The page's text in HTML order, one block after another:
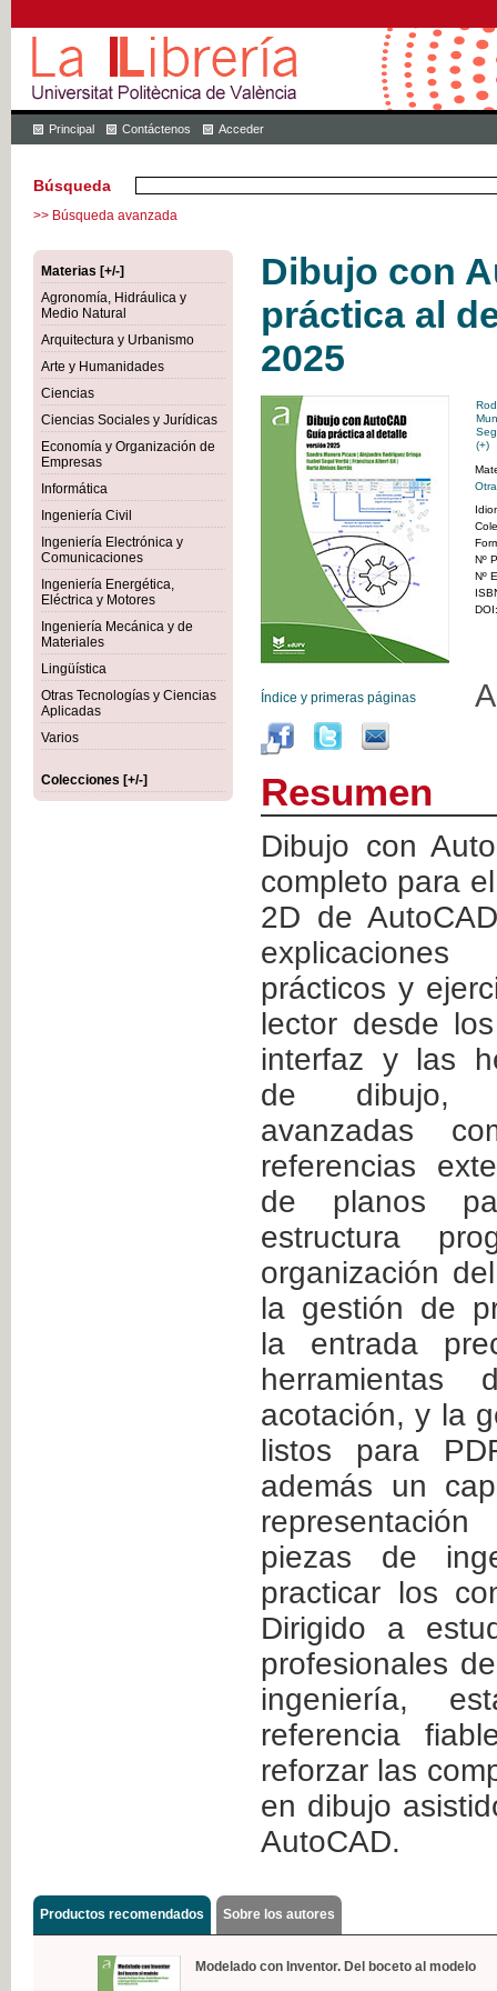
Principal Contáctenos Acceder
Búsqueda
>> Búsqueda avanzada
Materias [+/-]
Agronomía, Hidráulica y
Medio Natural
Arquitectura y Urbanismo
Arte y Humanidades
Ciencias
Ciencias Sociales y Jurídicas
Economía y Organización de
Empresas
Informática
Ingeniería Civil
Ingeniería Electrónica y
Comunicaciones
Ingeniería Energética,
Eléctrica y Motores
Ingeniería Mecánica y de
Materiales
Lingüística
Otras Tecnologías y Ciencias
Aplicadas
Varios
Colecciones [+/-]
Dibujo con
práctica al
2025
Índice y primeras páginas
(+)
Nº
Nº
Resumen
Dibujo con
completo para
2D de
prácticos y
lector desde
interfaz y las
de dibujo,
avanzadas
referencias
de planos
estructura
organización
la gestión de
la entrada
herramientas
acotación, y la
listos para
además un
piezas de
practicar los
Dirigido a
profesionales
ingeniería,
referencia
reforzar las
en dibujo
AutoCAD.
Productos recomendados Sobre los autores
Modelado con Inventor. Del boceto al modelo